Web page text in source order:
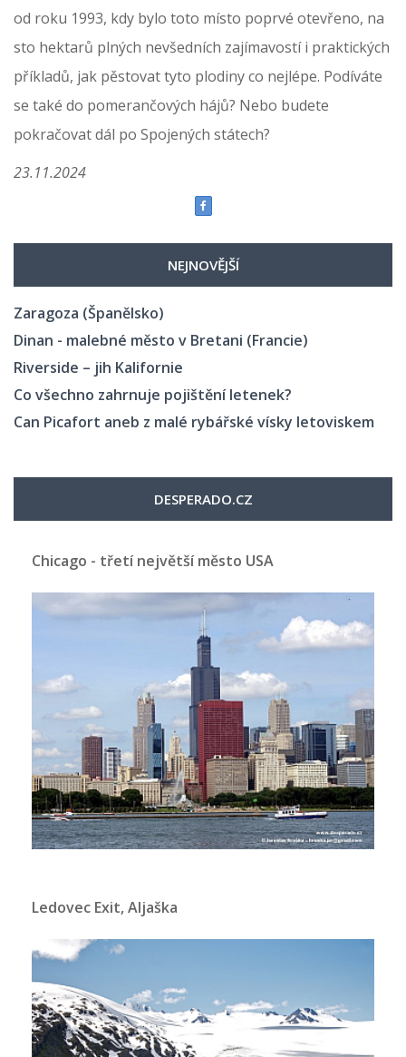
od roku 1993, kdy bylo toto místo poprvé otevřeno, na
sto hektarů plných nevšedních zajímavostí i praktických
příkladů, jak pěstovat tyto plodiny co nejlépe. Podíváte
se také do pomerančových hájů? Nebo budete
pokračovat dál po Spojených státech?
23.11.2024
NEJNOVĚJŠÍ
Zaragoza (Španělsko)
Dinan - malebné město v Bretani (Francie)
Riverside – jih Kalifornie
Co všechno zahrnuje pojištění letenek?
Can Picafort aneb z malé rybářské vísky letoviskem
DESPERADO.CZ
Chicago - třetí největší město USA
Ledovec Exit, Aljaška